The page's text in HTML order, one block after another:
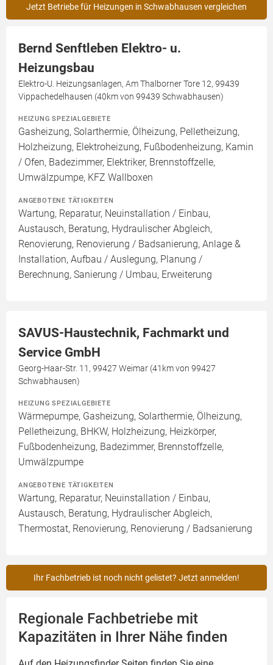
Jetzt Betriebe für Heizungen in Schwabhausen vergleichen
Bernd Senftleben Elektro- u.
Heizungsbau
Elektro-U. Heizungsanlagen, Am Thalborner Tore 12, 99439
Vippachedelhausen (40km von 99439 Schwabhausen)
HEIZUNG SPEZIALGEBIETE
Gasheizung, Solarthermie, Ölheizung, Pelletheizung,
Holzheizung, Elektroheizung, Fußbodenheizung, Kamin
/ Ofen, Badezimmer, Elektriker, Brennstoffzelle,
Umwälzpumpe, KFZ Wallboxen
ANGEBOTENE TÄTIGKEITEN
Wartung, Reparatur, Neuinstallation / Einbau,
Austausch, Beratung, Hydraulischer Abgleich,
Renovierung, Renovierung / Badsanierung, Anlage &
Installation, Aufbau / Auslegung, Planung /
Berechnung, Sanierung / Umbau, Erweiterung
SAVUS-Haustechnik, Fachmarkt und
Service GmbH
Georg-Haar-Str. 11, 99427 Weimar (41km von 99427
Schwabhausen)
HEIZUNG SPEZIALGEBIETE
Wärmepumpe, Gasheizung, Solarthermie, Ölheizung,
Pelletheizung, BHKW, Holzheizung, Heizkörper,
Fußbodenheizung, Badezimmer, Brennstoffzelle,
Umwälzpumpe
ANGEBOTENE TÄTIGKEITEN
Wartung, Reparatur, Neuinstallation / Einbau,
Austausch, Beratung, Hydraulischer Abgleich,
Thermostat, Renovierung, Renovierung / Badsanierung
Ihr Fachbetrieb ist noch nicht gelistet? Jetzt anmelden!
Regionale Fachbetriebe mit
Kapazitäten in Ihrer Nähe finden